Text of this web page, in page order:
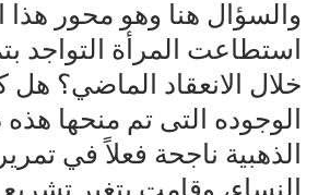
والسؤال هنا وهو محور
استطاعت المرأة التواجد
خلال الانعقاد الماضي؟ هل
الوجوده التى تم منحها
الذهبية ناجحة فعلاً في